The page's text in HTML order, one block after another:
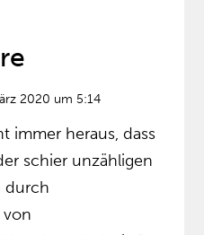
2020 um 5:14
immer heraus, dass
schier unzähligen
durch
von